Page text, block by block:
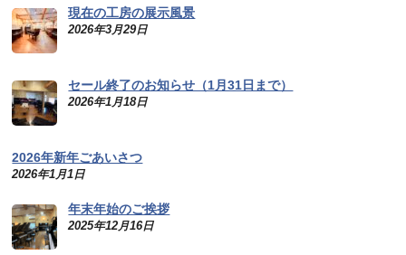
現在の工房の展示風景
2026年3月29日
セール終了のお知らせ（1月31日まで）
2026年1月18日
2026年新年ごあいさつ
2026年1月1日
年末年始のご挨拶
2025年12月16日